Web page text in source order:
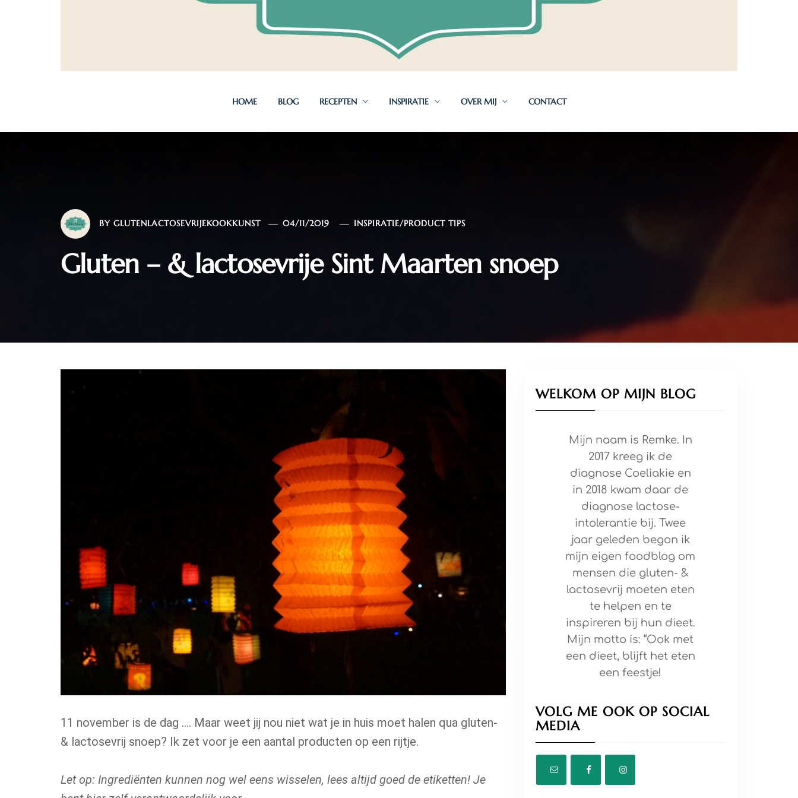
HOME BLOG RECEPTEN INSPIRATIE OVER MIJ CONTACT
BY GLUTENLACTOSEVRIJEKOOKKUNST 04/11/2019 INSPIRATIE/PRODUCT TIPS
Gluten – & lactosevrije Sint Maarten snoep
11 november is de dag …. Maar weet jij nou niet wat je in huis moet halen qua gluten-
& lactosevrij snoep? Ik zet voor je een aantal producten op een rijtje.
Let op: Ingrediënten kunnen nog wel eens wisselen, lees altijd goed de etiketten! Je
WELKOM OP MIJN BLOG
Mijn naam is Remke. In
2017 kreeg ik de
diagnose Coeliakie en
in 2018 kwam daar de
diagnose lactose-
intolerantie bij. Twee
jaar geleden begon ik
mijn eigen foodblog om
mensen die gluten- &
lactosevrij moeten eten
te helpen en te
inspireren bij hun dieet.
Mijn motto is: “Ook met
een dieet, blijft het eten
een feestje!
VOLG ME OOK OP SOCIAL
MEDIA